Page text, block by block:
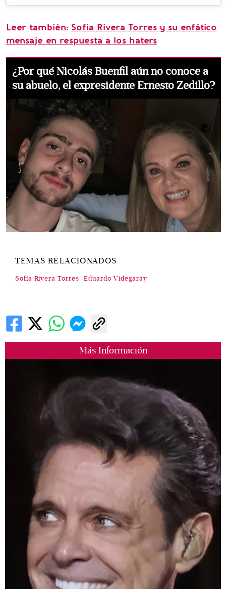
Más Información
Leer también: Sofía Rivera Torres y su enfático
mensaje en respuesta a los haters
¿Por qué Nicolás Buenfil aún no conoce a
su abuelo, el expresidente Ernesto Zedillo?
TEMAS RELACIONADOS
Sofía Rivera Torres Eduardo Videgaray